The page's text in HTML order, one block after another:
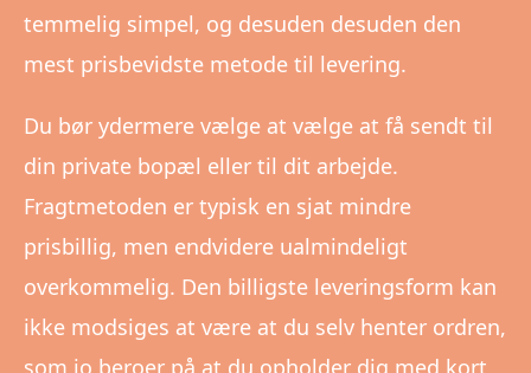
temmelig simpel, og desuden desuden den
mest prisbevidste metode til levering.
Du bør ydermere vælge at vælge at få sendt til
din private bopæl eller til dit arbejde.
Fragtmetoden er typisk en sjat mindre
prisbillig, men endvidere ualmindeligt
overkommelig. Den billigste leveringsform kan
ikke modsiges at være at du selv henter ordren,